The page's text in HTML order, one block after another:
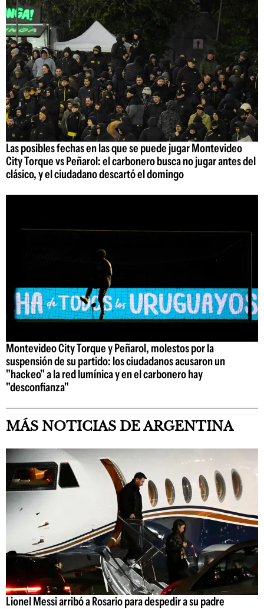
Las posibles fechas en las que se puede jugar Montevideo
City Torque vs Peñarol: el carbonero busca no jugar antes del
clásico, y el ciudadano descartó el domingo
Montevideo City Torque y Peñarol, molestos por la
suspensión de su partido: los ciudadanos acusaron un
"hackeo" a la red lumínica y en el carbonero hay
"desconfianza"
MÁS NOTICIAS DE ARGENTINA
Lionel Messi arribó a Rosario para despedir a su padre